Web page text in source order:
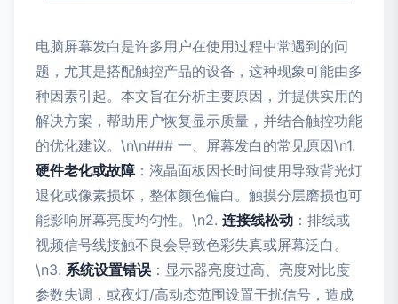
电脑屏幕发白是许多用户在使用过程中常遇到的问
题，尤其是搭配触控产品的设备，这种现象可能由多
种因素引起。本文旨在分析主要原因，并提供实用的
解决方案，帮助用户恢复显示质量，并结合触控功能
的优化建议。\n\n### 一、屏幕发白的常见原因\n1.
硬件老化或故障：液晶面板因长时间使用导致背光灯
退化或像素损坏，整体颜色偏白。触摸分层磨损也可
能影响屏幕亮度均匀性。\n2. 连接线松动 ：排线或
视频信号线接触不良会导致色彩失真或屏幕泛白。
\n3. 系统设置错误 ：显示器亮度过高、亮度对比度
参数失调，或夜灯/高动态范围设置干扰信号，造成